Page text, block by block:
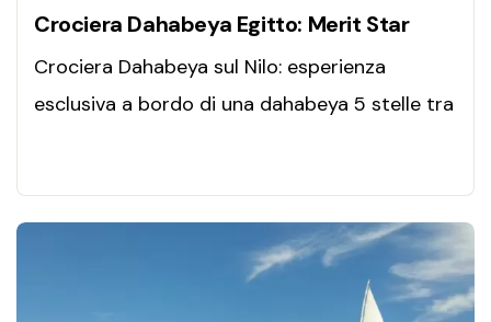
Crociera Dahabeya Egitto: Merit Star
Crociera Dahabeya sul Nilo: esperienza
esclusiva a bordo di una dahabeya 5 stelle tra